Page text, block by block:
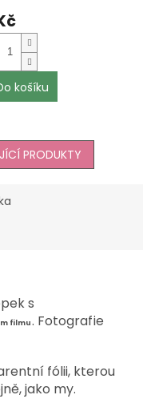
košíku
PRODUKTY
s
filmu. Fotografie
fólii, kterou
jako my.